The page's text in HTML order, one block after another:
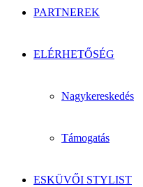
PARTNEREK
ELÉRHETŐSÉG
Nagykereskedés
Támogatás
ESKÜVŐI STYLIST